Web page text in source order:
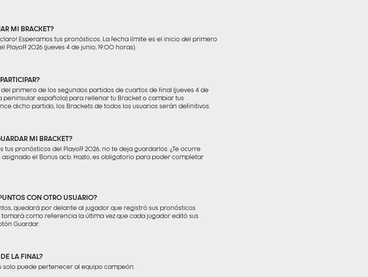
MI BRACKET?
claro! Esperamos tus pronósticos. La fecha límite es el inicio del primero
2026 (jueves 4 de junio, 19:00 horas).
primero de los segundos partidos de cuartos de final (jueves 4 de
peninsular española) para rellenar tu Bracket o cambiar tus
dicho partido, los Brackets de todos los usuarios serán definitivos.
MI BRACKET?
tus pronósticos del Playoff 2026, no te deja guardarlos. ¿Te ocurre
asignado el Bonus acb. Hazlo, es obligatorio para poder completar
CON OTRO USUARIO?
quedará por delante al jugador que registró sus pronósticos
tomará como referencia la última vez que cada jugador editó sus
Guardar.
LA FINAL?
solo puede pertenecer al equipo campeón.